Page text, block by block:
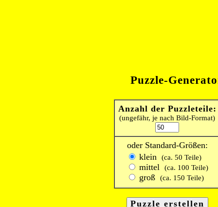
Puzzle-
Anzahl der Puzzleteile:
(ungefähr, je nach Bild-Format)
oder Standard-Größen:
klein
(ca. 50 Teile)
mittel (ca. 100 Teile)
groß (ca. 150 Teile)